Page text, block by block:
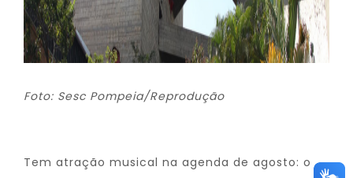
Foto: Sesc Pompeia/Reprodução
Tem atração musical na agenda de agosto: o